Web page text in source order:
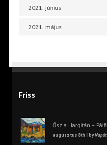
2021. június
2021. május
Friss
Ősz a Hargitán –
augusztus 8th | byNapút